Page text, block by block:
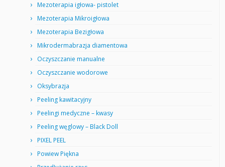
Mezoterapia igłowa- pistolet
Mezoterapia Mikroigłowa
Mezoterapia Bezigłowa
Mikrodermabrazja diamentowa
Oczyszczanie manualne
Oczyszczanie wodorowe
Oksybrazja
Peeling kawitacyjny
Peelingi medyczne – kwasy
Peeling węglowy – Black Doll
PIXEL PEEL
Powiew Piękna